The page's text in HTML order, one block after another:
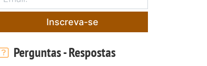
Inscreva-se
Perguntas - Respostas